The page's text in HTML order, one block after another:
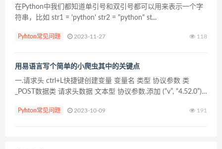
在Python中我们都知道单引号和双引号都可以用来表示一个字
符串，比如 str1 = 'python' str2 = "python" st...
Pyhton常见问题 2023-11-27 118
用易语言写个简单的小爬虫其中的关键点
一.请求头 ctrl+L快捷键创建变量 变量名 类型 协议参数 类
_POST数据类 请求头数据 文本型 协议参数.添加 (“v”, “4.52.0”)
po...
Pyhton常见问题 2023-10-09 191